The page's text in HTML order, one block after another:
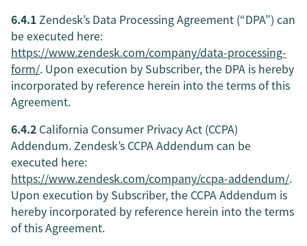
6.4.1Zendesk’s Data Processing Agreement (“DPA”) can
be executed here:
https://www.zendesk.com/company/data-processing-
form/. Upon execution by Subscriber, the DPA is hereby
incorporated by reference herein into the terms of this
Agreement.
6.4.2 California Consumer Privacy Act (CCPA)
Addendum. Zendesk’s CCPA Addendum can be
executed here:
https://www.zendesk.com/company/ccpa-addendum/.
Upon execution by Subscriber, the CCPA Addendum is
hereby incorporated by reference herein into the terms
of this Agreement.